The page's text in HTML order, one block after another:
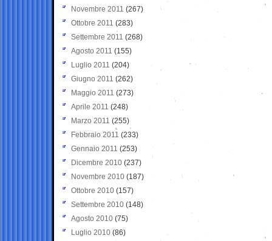
Novembre 2011 (267)
Ottobre 2011 (283)
Settembre 2011 (268)
Agosto 2011 (155)
Luglio 2011 (204)
Giugno 2011 (262)
Maggio 2011 (273)
Aprile 2011 (248)
Marzo 2011 (255)
Febbraio 2011 (233)
Gennaio 2011 (253)
Dicembre 2010 (237)
Novembre 2010 (187)
Ottobre 2010 (157)
Settembre 2010 (148)
Agosto 2010 (75)
Luglio 2010 (86)